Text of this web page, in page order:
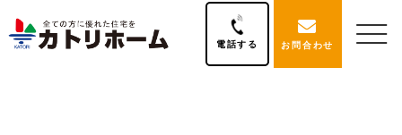
電話する お問合わせ